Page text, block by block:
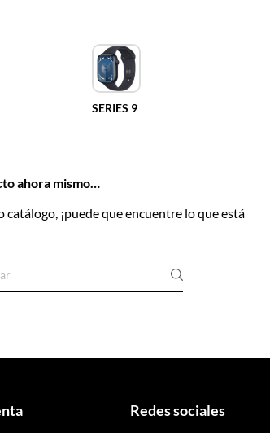
SERIES 9
ahora mismo…
¡puede que encuentre lo que está
Redes sociales